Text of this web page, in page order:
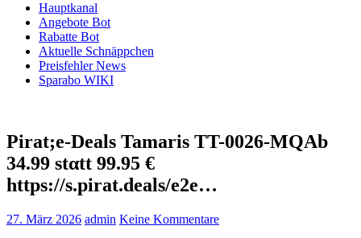
Hauptkanal
Angebote Bot
Rabatte Bot
Aktuelle Schnäppchen
Preisfehler News
Sparabo WIKI
Pirat;e-Deals Tamaris TT-0026-MQАb
34.99 stαtt 99.95 €
https://s.pirat.deals/e2e…
27. März 2026 admin Keine Kommentare